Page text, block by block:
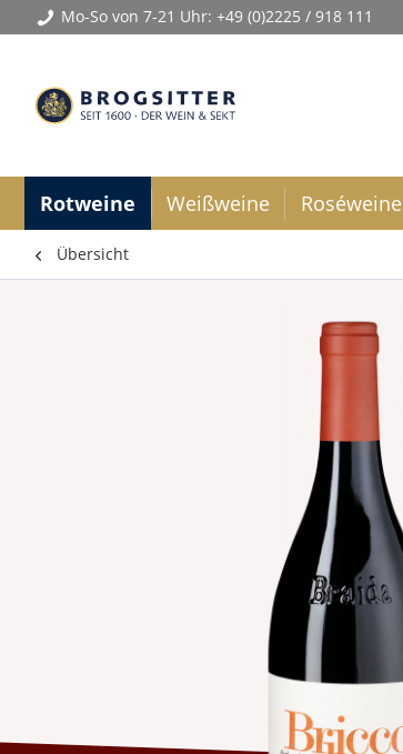
Mo-So von 7-21 Uhr: +49 (0)2225 / 918 111
Rotweine Weißweine Roséweine
Übersicht